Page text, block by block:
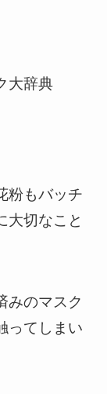
大辞典
粉もバッチ
大切なこと
みのマスク
ってしまい